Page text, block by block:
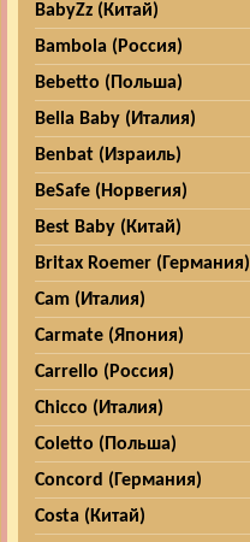
BabyZz (Китай)
Bambola (Россия)
Bebetto (Польша)
Bella Baby (Италия)
Benbat (Израиль)
BeSafe (Норвегия)
Best Baby (Китай)
Britax Roemer (Германия)
Cam (Италия)
Carmate (Япония)
Carrello (Россия)
Chicco (Италия)
Coletto (Польша)
Concord (Германия)
Costa (Китай)